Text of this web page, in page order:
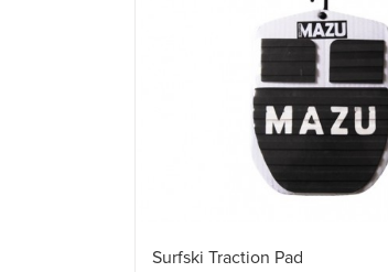
Surfski Traction Pad